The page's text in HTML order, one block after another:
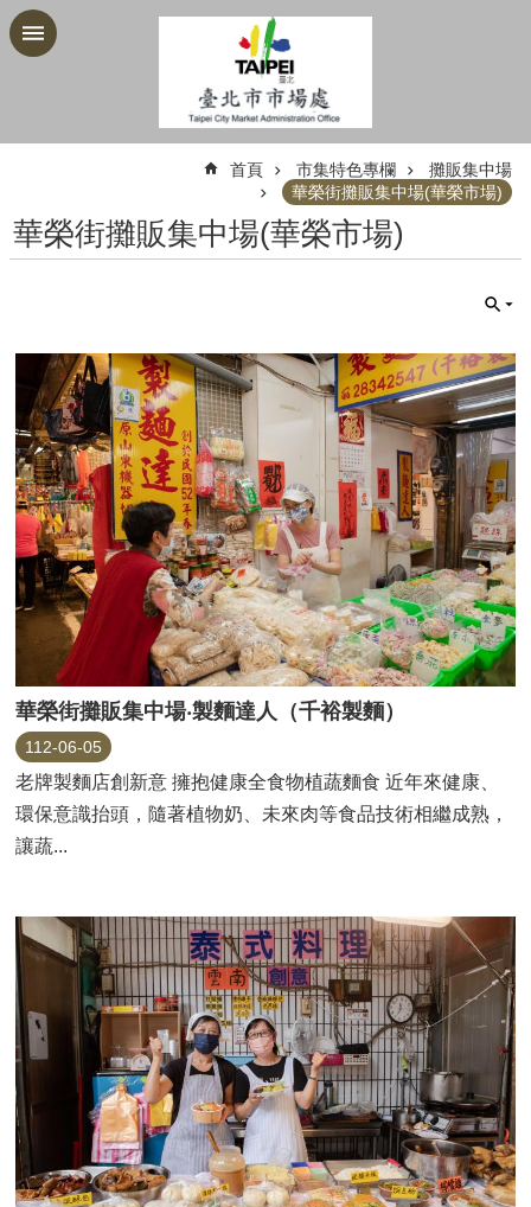
跳到主要內容區塊
首頁 市集特色專欄
攤販集中場
華榮街攤販集中場(華榮市場)
華榮街攤販集中場(華榮市場)
華榮街攤販集中場‧製麵達人（千裕製麵）
112-06-05
老牌製麵店創新意 擁抱健康全食物植蔬麵食 近年來健康、
環保意識抬頭，隨著植物奶、未來肉等食品技術相繼成熟，
讓蔬...